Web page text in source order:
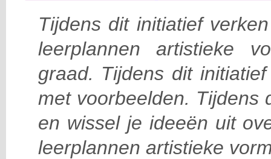
Tijdens dit initiatief
leerplannen artistieke
graad. Tijdens dit
met voorbeelden. Tijdens
en wissel je ideeën uit
leerplannen artistieke